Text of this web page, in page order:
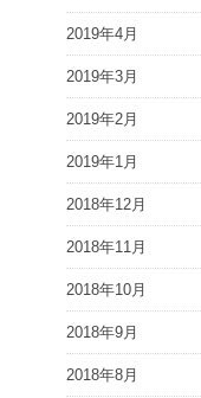
2019年4月
2019年3月
2019年2月
2019年1月
2018年12月
2018年11月
2018年10月
2018年9月
2018年8月